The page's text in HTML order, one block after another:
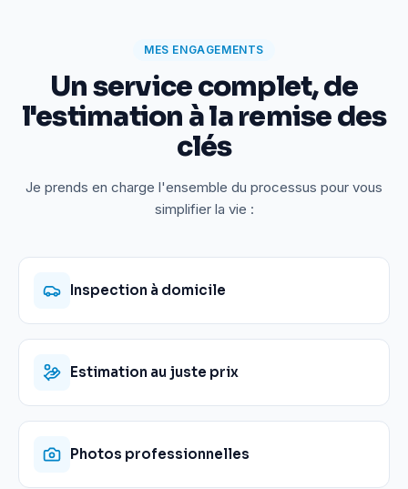
MES ENGAGEMENTS
Un service complet, de
l'estimation à la remise des
clés
Je prends en charge l'ensemble du processus pour vous
simplifier la vie :
Inspection à domicile
Estimation au juste prix
Photos professionnelles